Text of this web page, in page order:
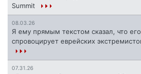
Summit
08.03.26
Я ему прямым текстом сказал, что
спровоцирует еврейских
07.31.26